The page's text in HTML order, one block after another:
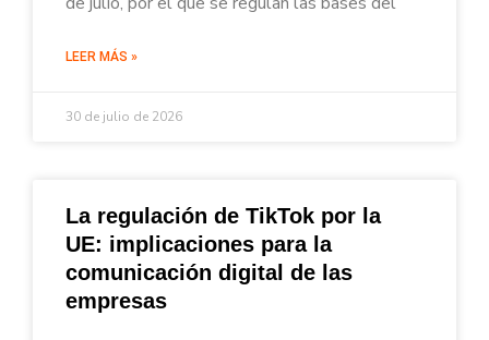
LEER MÁS »
30 de julio de 2026
La regulación de TikTok por la
UE: implicaciones para la
comunicación digital de las
empresas